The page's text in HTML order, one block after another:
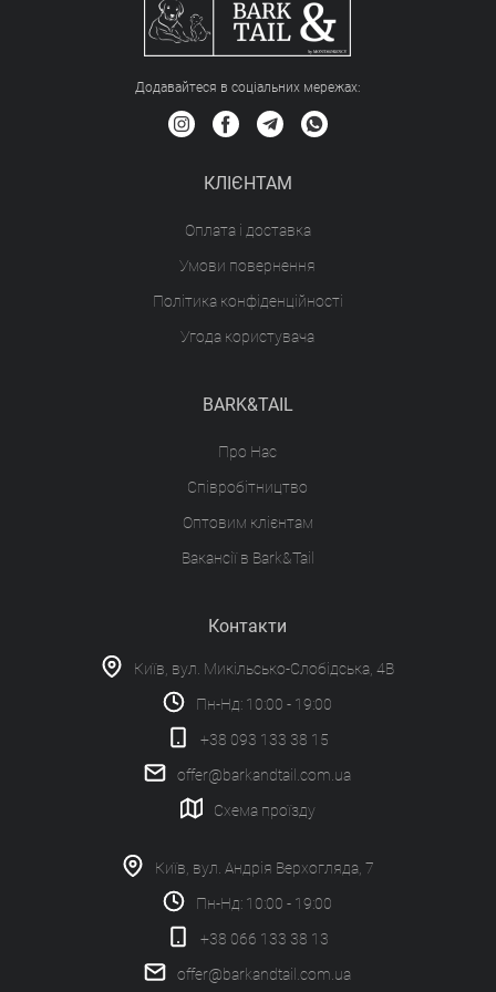
Додавайтеся в соціальних мережах:
КЛІЄНТАМ
Оплата і доставка
Умови повернення
Політика конфіденційності
Угода користувача
BARK&TAIL
Про Нас
Співробітництво
Оптовим клієнтам
Вакансії в Bark&Tail
Контакти
Київ, вул. Микільсько-Слобідська, 4В
Пн-Нд: 10:00 - 19:00
+38 093 133 38 15
offer@barkandtail.com.ua
Схема проїзду
Київ, вул. Андрія Верхогляда, 7
Пн-Нд: 10:00 - 19:00
+38 066 133 38 13
offer@barkandtail.com.ua